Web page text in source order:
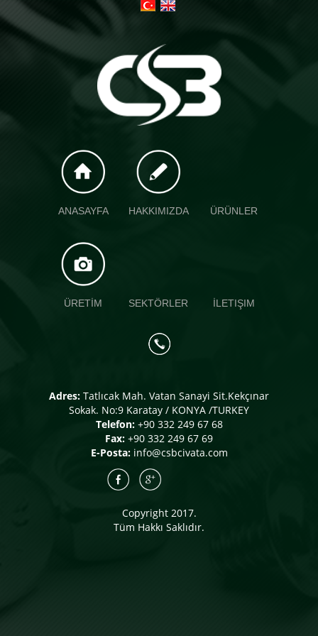
ANASAYFA HAKKIMIZDA ÜRÜNLER
ÜRETİM SEKTÖRLER İLETIŞIM
Adres: Tatlıcak Mah. Vatan Sanayi Sit.Kekçınar
Sokak. No:9 Karatay / KONYA /TURKEY
Telefon:+90 332 249 67 68
Fax: +90 332 249 67 69
E-Posta:info@csbcivata.com
Copyright 2017.
Tüm Hakkı Saklıdır.